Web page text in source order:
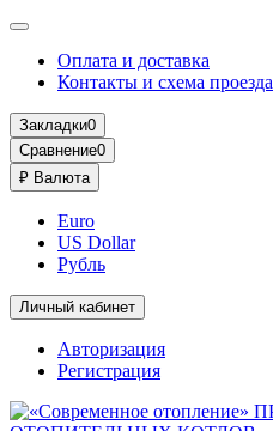
Оплата и доставка
Контакты и схема проезда
Закладки0
Сравнение0
₽ Валюта
Euro
US Dollar
Рубль
Личный кабинет
Авторизация
Регистрация